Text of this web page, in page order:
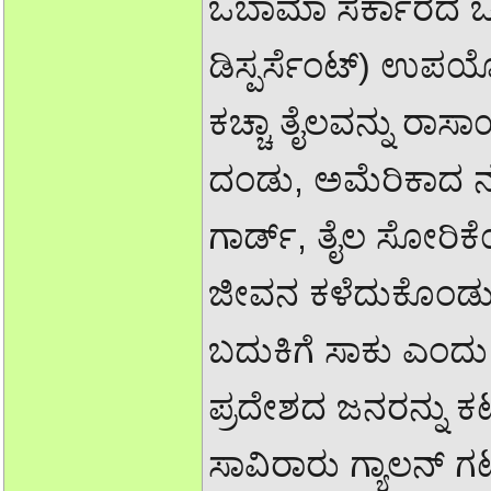
ಒಬಾಮಾ ಸರ್ಕಾರದ
ಡಿಸ್ಪರ್ಸೆಂಟ್)
ಕಚ್ಚಾ ತೈಲವನ್ನು
ದಂಡು, ಅಮೆರಿಕಾದ
ಗಾರ್ಡ್, ತೈಲ
ಜೀವನ
ಬದುಕಿಗೆ ಸಾಕು
ಪ್ರದೇಶದ ಜನರನ್ನು
ಸಾವಿರಾರು ಗ್ಯಾಲನ್